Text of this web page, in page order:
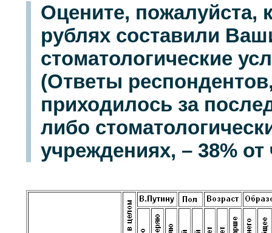
Оцените, пожалуйста,
рублях составили
стоматологические
(Ответы
приходилось за
либо
учреждениях, – 38%